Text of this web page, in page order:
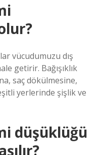
vücudumuzu dış
getirir. Bağışıklık
saç dökülmesine,
yerlerinde şişlik ve
düşüklüğü